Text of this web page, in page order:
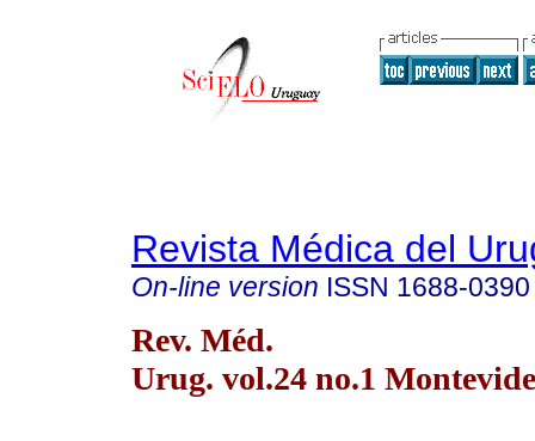
Revista Médica del
On-line version ISSN 1688-0390
Rev. Méd.
Urug. vol.24 no.1